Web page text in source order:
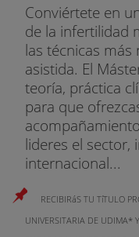
Conviértete en
de la infertilidad
las técnicas
asistida. El
teoría, práctica
para que
lideres el sector,
internacional...
RECIBIRáS TU TíTULO
UNIVERSITARIA DE UDIMA*